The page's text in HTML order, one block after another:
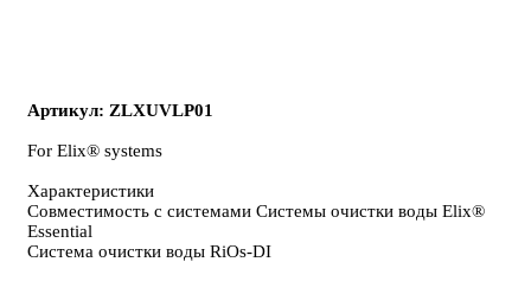
Артикул: ZLXUVLP01
For Elix® systems
Характеристики
Совместимость с системами Системы очистки воды Elix®
Essential
Система очистки воды RiOs-DI